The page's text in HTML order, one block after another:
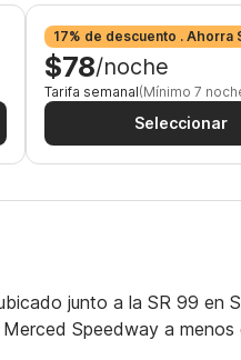
17% de descuento . Ahorra
$78/noche
Tarifa semanal(Mínimo 7
Seleccionar
junto a la SR 99 en
Speedway a menos